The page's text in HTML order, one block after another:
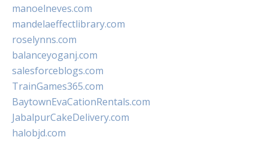
manoelneves.com
mandelaeffectlibrary.com
roselynns.com
balanceyoganj.com
salesforceblogs.com
TrainGames365.com
BaytownEvaCationRentals.com
JabalpurCakeDelivery.com
halobjd.com